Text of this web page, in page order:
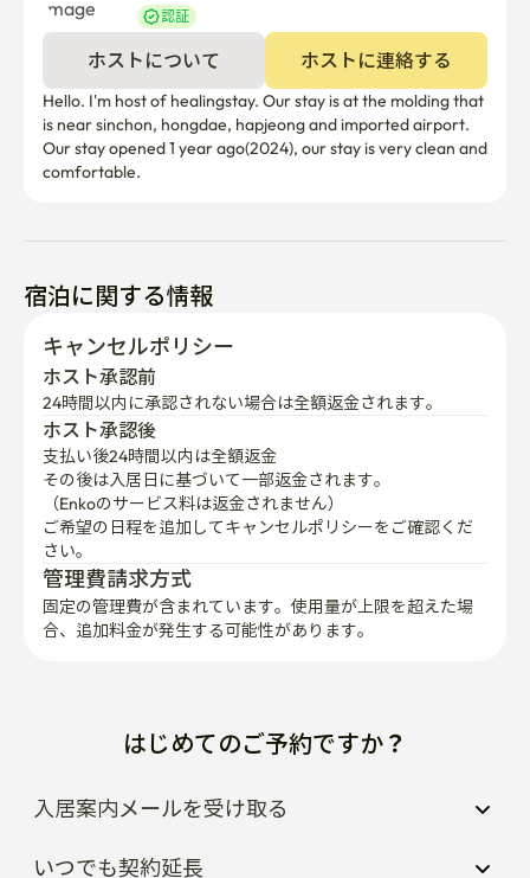
認証
ホストについて ホストに連絡する
Hello. I'm host of healingstay. Our stay is at the molding that
is near sinchon, hongdae, hapjeong and imported airport.
Our stay opened 1 year ago(2024), our stay is very clean and
comfortable.
宿泊に関する情報
キャンセルポリシー
ホスト承認前
24時間以内に承認されない場合は全額返金されます。
ホスト承認後
支払い後24時間以内は全額返金
その後は入居日に基づいて一部返金されます。
（Enkoのサービス料は返金されません）
ご希望の日程を追加してキャンセルポリシーをご確認くだ
さい。
管理費請求方式
固定の管理費が含まれています。使用量が上限を超えた場
合、追加料金が発生する可能性があります。
はじめてのご予約ですか？
入居案内メールを受け取る
いつでも契約延長